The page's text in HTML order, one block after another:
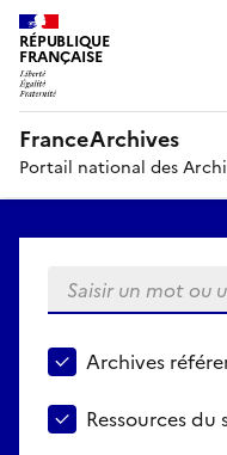
RÉPUBLIQUE
FRANÇAISE
FranceArchives
Portail national des
Saisir un mot ou
Choisir le périmètre
Archives
Ressources du